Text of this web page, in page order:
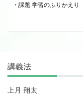
課題 学習のふりかえり
講義法
上月 翔太